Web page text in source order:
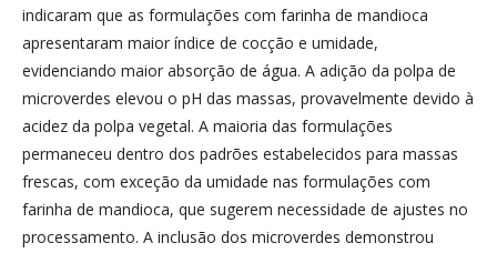
indicaram que as formulações com farinha de mandioca
apresentaram maior índice de cocção e umidade,
evidenciando maior absorção de água. A adição da polpa de
microverdes elevou o pH das massas, provavelmente devido à
acidez da polpa vegetal. A maioria das formulações
permaneceu dentro dos padrões estabelecidos para massas
frescas, com exceção da umidade nas formulações com
farinha de mandioca, que sugerem necessidade de ajustes no
processamento. A inclusão dos microverdes demonstrou